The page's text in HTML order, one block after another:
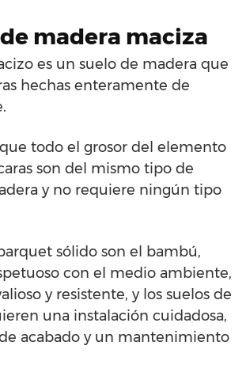
madera maciza
es un suelo de madera que
hechas enteramente de
todo el grosor del elemento
son del mismo tipo de
y no requiere ningún tipo
sólido son el bambú,
con el medio ambiente,
y resistente, y los suelos de
una instalación cuidadosa,
acabado y un mantenimiento